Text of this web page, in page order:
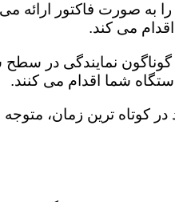
صورت فاکتور ارائه می
می کند.
نمایندگی در
شما اقدام می کنند.
در کوتاه ترین زمان،